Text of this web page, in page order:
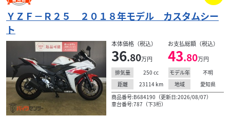
本体価格:
万円 （税込）
★126cc以上限定★ ◆通販時送料無料※ 通信販売で126cc以
上の車両をご成約頂いた際は、ご自宅への送料が無料で
す。 ◆店舗間送料無料※ 同エリ...
ＹＺＦ－Ｒ２５ ２０１８年モデル カスタムシー
ト
本体価格（税込）
36.80万円
お支払総額（税込）
43.80万円
排気量 250 cc モデル年
不明
距離
23114 km 地域
愛知県
商品番号:B684190（更新日:2026/08/07）
車台番号:787（下3桁）